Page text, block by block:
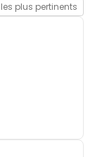
les plus pertinents